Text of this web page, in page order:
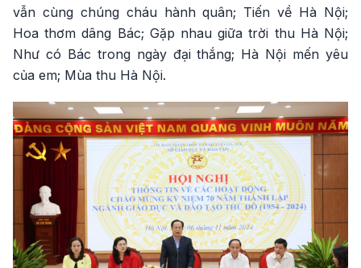
vẫn cùng chúng cháu hành quân; Tiến về Hà Nội;
Hoa thơm dâng Bác; Gặp nhau giữa trời thu Hà Nội;
Như có Bác trong ngày đại thắng; Hà Nội mến yêu
của em; Mùa thu Hà Nội.